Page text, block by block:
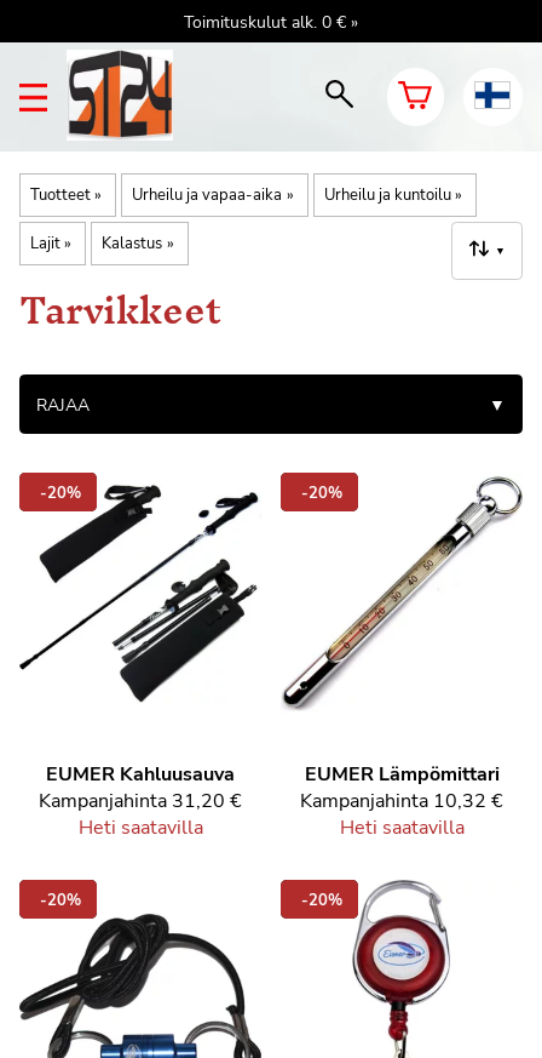
Toimituskulut alk. 0 € »
Tuotteet‪» Urheilu ja vapaa-aika ‪» Urheilu ja kuntoilu‪»
Lajit‪» Kalastus ‪» ▼
Tarvikkeet
RAJAA ▼
-20%
EUMER Kahluusauva
Kampanjahinta 31,20 €
Heti saatavilla
-20%
EUMER Lämpömittari
Kampanjahinta 10,32 €
Heti saatavilla
-20% -20%